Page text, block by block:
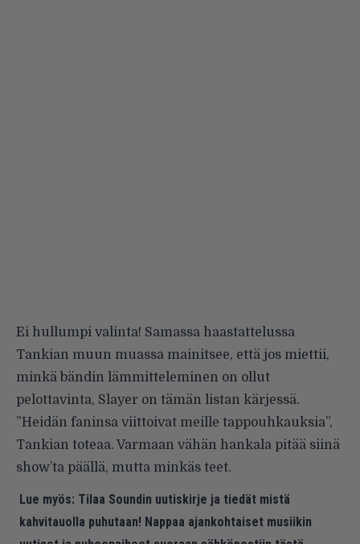
Ei hullumpi valinta! Samassa haastattelussa
Tankian muun muassa mainitsee, että jos miettii,
minkä bändin lämmitteleminen on ollut
pelottavinta, Slayer on tämän listan kärjessä.
”Heidän faninsa viittoivat meille tappouhkauksia”,
Tankian toteaa. Varmaan vähän hankala pitää siinä
show’ta päällä, mutta minkäs teet.
Lue myös: Tilaa Soundin uutiskirje ja tiedät mistä
kahvitauolla puhutaan! Nappaa ajankohtaiset musiikin